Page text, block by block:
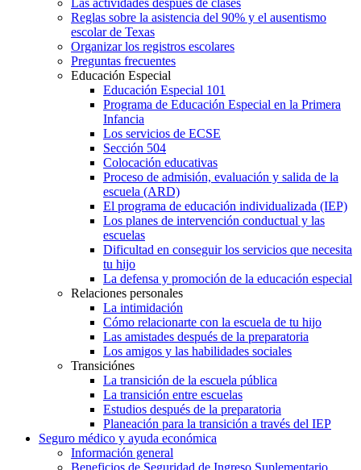
Reglas sobre la asistencia del 90% y el ausentismo
escolar de Texas
Organizar los registros escolares
Preguntas frecuentes
Educación Especial
Educación Especial 101
Programa de Educación Especial en la Primera
Infancia
Los servicios de ECSE
Sección 504
Colocación educativas
Proceso de admisión, evaluación y salida de la
escuela (ARD)
El programa de educación individualizada (IEP)
Los planes de intervención conductual y las
escuelas
Dificultad en conseguir los servicios que necesita
tu hijo
La defensa y promoción de la educación especial
Relaciones personales
La intimidación
Cómo relacionarte con la escuela de tu hijo
Las amistades después de la preparatoria
Los amigos y las habilidades sociales
Transiciónes
La transición de la escuela pública
La transición entre escuelas
Estudios después de la preparatoria
Planeación para la transición a través del IEP
Seguro médico y ayuda económica
Información general
Beneficios de Seguridad de Ingreso Suplementario